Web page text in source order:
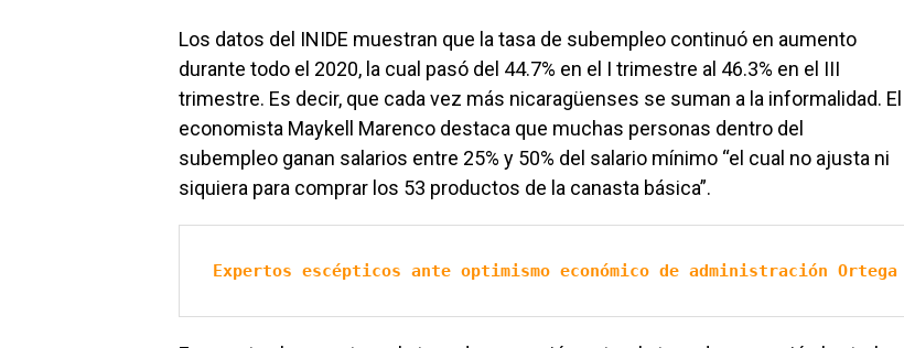
Los datos del INIDE muestran que la tasa de subempleo continuó en aumento
durante todo el 2020, la cual pasó del 44.7% en el I trimestre al 46.3% en el III
trimestre. Es decir, que cada vez más nicaragüenses se suman a la informalidad. El
economista Maykell Marenco destaca que muchas personas dentro del
subempleo ganan salarios entre 25% y 50% del salario mínimo “el cual no ajusta ni
siquiera para comprar los 53 productos de la canasta básica”.
Expertos escépticos ante optimismo económico de administración Ortega